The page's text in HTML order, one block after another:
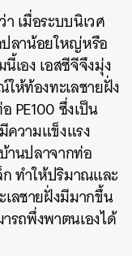
เมื่อระบบนิเวศ
ปลาน้อยใหญ่หรือ
เอง เอสซีจีจึงมุ่ง
ห้ท้องทะเลชายฝั่ง
PE100 ซึ่งเป็น
ความแข็งแรง
านปลาจากท่อ
ก ทำให้ปริมาณและ
ลชายฝั่งมีมากขึ้น
รถพึ่งพาตนเองได้
EMAIL